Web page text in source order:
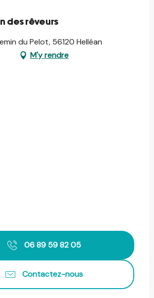
des rêveurs
du Pelot, 56120 Helléan
M'y rendre
06 89 59 82 05
Contactez-nous